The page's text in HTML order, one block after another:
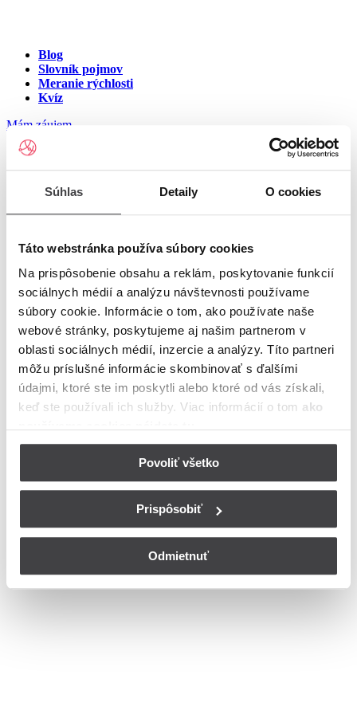
Súhlas Detaily O cookies
Táto webstránka používa súbory cookies
Na prispôsobenie obsahu a reklám, poskytovanie funkcií
sociálnych médií a analýzu návštevnosti používame
súbory cookie. Informácie o tom, ako používate naše
webové stránky, poskytujeme aj našim partnerom v
oblasti sociálnych médií, inzercie a analýzy. Títo partneri
môžu príslušné informácie skombinovať s ďalšími
údajmi, ktoré ste im poskytli alebo ktoré od vás získali,
keď ste používali ich služby. Viac informácií o tom ako
Povoliť všetko
Prispôsobiť
Odmietnuť
Blog
Slovník pojmov
Meranie rýchlosti
Kvíz
Mám záujem
Internet v meste Jablonov nad
Turňou
Zadajte ulicu a číslo pre zobrazenie ponuky internetu v meste
Zadajte ulicu a číslopre zobrazenie ponuky internetu v lokalite
Jablonov nad Turňou
Zoznam ulíc v meste Jablonov nad Turňou
Ulica
Bohužiaľ, nedisponujeme zoznamom dostupných ulíc v danom
meste
© Copyright 2026 Nastavenia cookies